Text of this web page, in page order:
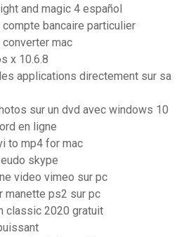
and magic 4 español
bancaire particulier
mac
x 10.6.8
applications directement sur sa
sur un dvd avec windows 10
en ligne
to mp4 for mac
skype
video vimeo sur pc
manette ps2 sur pc
classic 2020 gratuit